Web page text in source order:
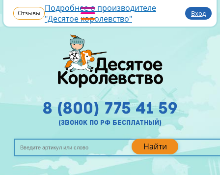
Отзывы Подробнее о производителе
"Десятое королевство"
Вход
Найти
8 (800) 775 41 59
(звонок по рф бесплатный)